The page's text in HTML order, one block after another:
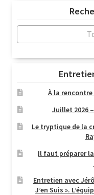
À la
Juillet 2026
Le tryptique de la
Il faut préparer
Entretien avec
J’en Suis ».